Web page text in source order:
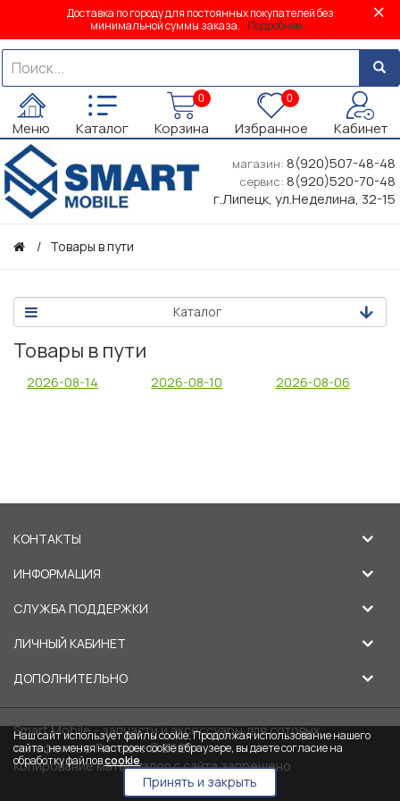
Доставка по городу для постоянных покупателей без
минимальной суммы заказа. Подробнее...
Меню Каталог
0
Корзина
0
Избранное Кабинет
магазин: 8(920)507-48-48
сервис: 8(920)520-70-48
г.Липецк, ул.Неделина, 32-15
Товары в пути
Каталог
Товары в пути
2026-08-14 2026-08-10 2026-08-06
КОНТАКТЫ
ИНФОРМАЦИЯ
СЛУЖБА ПОДДЕРЖКИ
ЛИЧНЫЙ КАБИНЕТ
ДОПОЛНИТЕЛЬНО
Smart Mobile - запчасти и аксессуары для сотовых
телефонов в Липецке © 2026
Копирование материалов с сайта запрещено
Наш сайт использует файлы cookie. Продолжая использование нашего
сайта, не меняя настроек cookie в браузере, вы даете согласие на
обработку файловcookie.
Принять и закрыть